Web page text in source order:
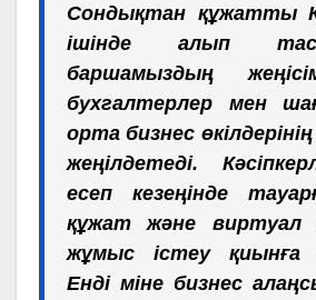
Сондықтан құжатты
ішінде алып
баршамыздың
бухгалтерлер мен
орта бизнес
жеңілдетеді.
есеп кезеңінде
құжат және виртуал
жұмыс істеу қиынға
Енді міне бизнес